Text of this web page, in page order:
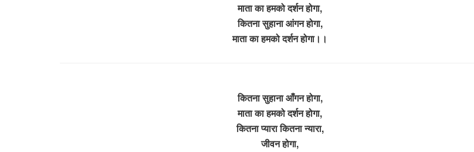
माता का हमको दर्शन होगा,
कितना सुहाना आंगन होगा,
माता का हमको दर्शन होगा।।
कितना सुहाना आँगन होगा,
माता का हमको दर्शन होगा,
कितना प्यारा कितना न्यारा,
जीवन होगा,